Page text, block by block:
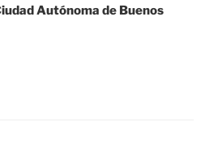
Autónoma de Buenos